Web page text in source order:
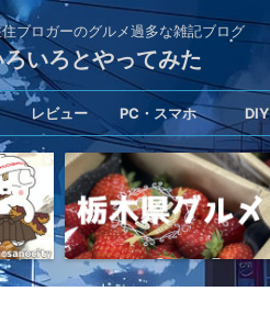
ブロガーのグルメ過多な雑記ブログ
いろとやってみた
レビュー PC・スマホ DIY